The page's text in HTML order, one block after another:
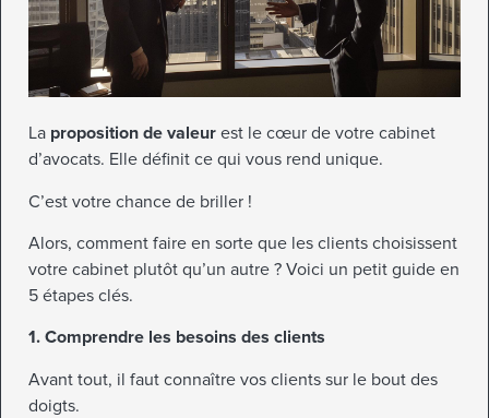
La proposition de valeur est le cœur de votre cabinet
d’avocats. Elle définit ce qui vous rend unique.
C’est votre chance de briller !
Alors, comment faire en sorte que les clients choisissent
votre cabinet plutôt qu’un autre ? Voici un petit guide en
5 étapes clés.
1. Comprendre les besoins des clients
Avant tout, il faut connaître vos clients sur le bout des
doigts.